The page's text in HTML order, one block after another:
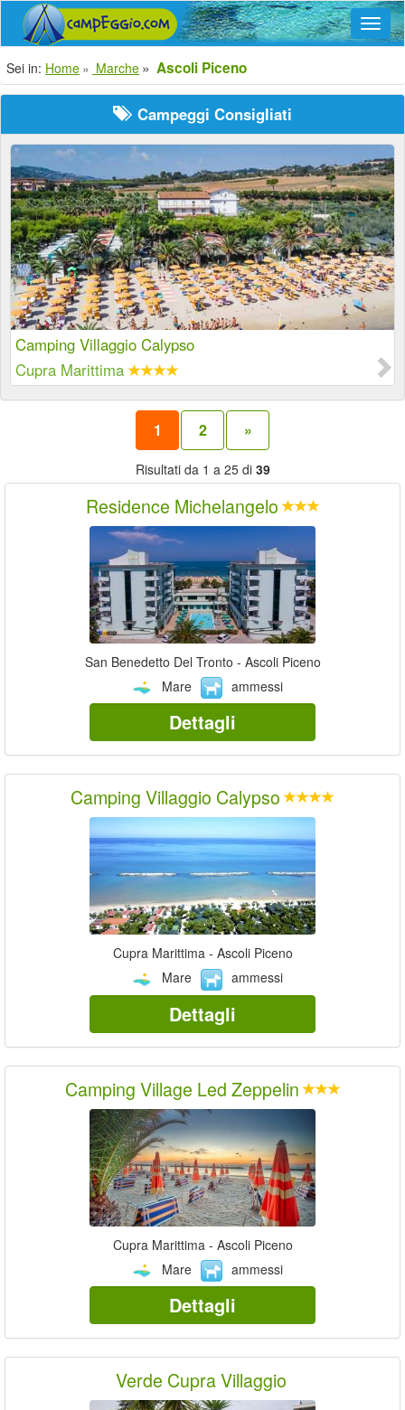
Sei in: Home Marche Ascoli Piceno
Campeggi Consigliati
Camping Villaggio Calypso
Cupra Marittima
1 2 »
Risultati da 1 a 25 di 39
Residence Michelangelo
San Benedetto Del Tronto - Ascoli Piceno
Mare
ammessi
Dettagli
Camping Villaggio Calypso
Cupra Marittima - Ascoli Piceno
Mare
ammessi
Dettagli
Camping Village Led Zeppelin
Cupra Marittima - Ascoli Piceno
Mare
ammessi
Dettagli
Verde Cupra Villaggio